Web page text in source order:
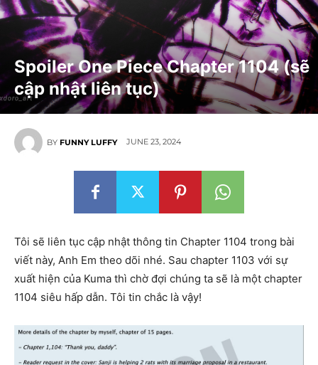
Spoiler One Piece Chapter 1104 (sẽ
cập nhật liên tục)
BY FUNNY LUFFY JUNE 23, 2024
Tôi sẽ liên tục cập nhật thông tin Chapter 1104 trong bài
viết này, Anh Em theo dõi nhé. Sau chapter 1103 với sự
xuất hiện của Kuma thì chờ đợi chúng ta sẽ là một chapter
1104 siêu hấp dẫn. Tôi tin chắc là vậy!